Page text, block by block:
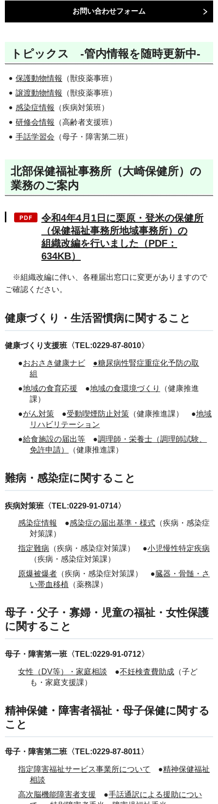
トピックス -管内情報を随時更新中-
保護動物情報
（獣疫薬事班）
譲渡動物情報
（獣疫薬事班）
感染症情報
（疾病対策班）
研修会情報
（高齢者支援班）
手話学習会 （母子・障害第二班）
北部保健福祉事務所（大崎保健所）の
業務のご案内
令和4年4月1日に栗原・登米の保健所
（保健福祉事務所地域事務所）の
組織改編を行いました（PDF：
634KB）
※組織改編に伴い、各種届出窓口に変更がありますので
ご確認ください。
健康づくり・生活習慣病に関すること
健康づくり支援班〈TEL:0229-87-8010〉
●おおさき健康ナビ
●糖尿病性腎症重症化予防の取
組
●地域の食育応援 ●地域の食環境づくり
（健康推進
課）
●がん対策 ●受動喫煙防止対策 （健康推進課） ●地域
リハビリテーション
●給食施設の届出等 ●調理師・栄養士（調理師試験、
免許申請）
（健康推進課）
難病・感染症に関すること
疾病対策班〈TEL:0229-91-0714〉
感染症情報 ●感染症の届出基準・様式 （疾病・感染症
対策課）
指定難病 （疾病・感染症対策課） ●小児慢性特定疾病
（疾病・感染症対策課）
原爆被爆者 （疾病・感染症対策課） ●臓器・骨髄・さ
い帯血移植 （薬務課）
母子・父子・寡婦・児童の福祉・女性保護
に関すること
母子・障害第一班〈TEL:0229-91-0712〉
女性（DV等）・家庭相談 ●不妊検査費助成 （子ど
も・家庭支援課）
精神保健・障害者福祉・母子保健に関する
こと
母子・障害第二班〈TEL:0229-87-8011〉
指定障害福祉サービス事業所について ●精神保健福祉
相談
高次脳機能障害者支援 ●手話通訳による援助につい